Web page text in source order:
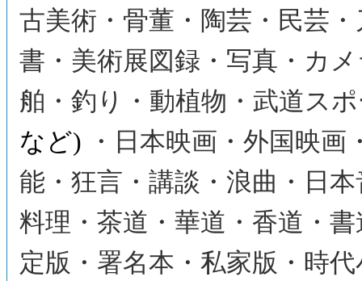
古美術・骨董・陶芸・民芸
書・美術展図録・写真・カ
舶・釣り・動植物・武道ス
など)
・日本映画・外国映
能・狂言・講談・浪曲・日
料理・茶道・華道・香道・
定版・署名本・私家版・時